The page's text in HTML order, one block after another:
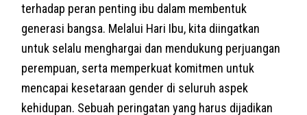
terhadap peran penting ibu dalam membentuk
generasi bangsa. Melalui Hari Ibu, kita diingatkan
untuk selalu menghargai dan mendukung perjuangan
perempuan, serta memperkuat komitmen untuk
mencapai kesetaraan gender di seluruh aspek
kehidupan. Sebuah peringatan yang harus dijadikan